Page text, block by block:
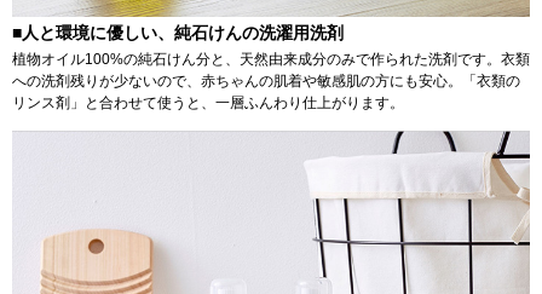
■人と環境に優しい、純石けんの洗濯用洗剤
植物オイル100%の純石けん分と、天然由来成分のみで作られた洗剤です。衣類
への洗剤残りが少ないので、赤ちゃんの肌着や敏感肌の方にも安心。「衣類の
リンス剤」と合わせて使うと、一層ふんわり仕上がります。